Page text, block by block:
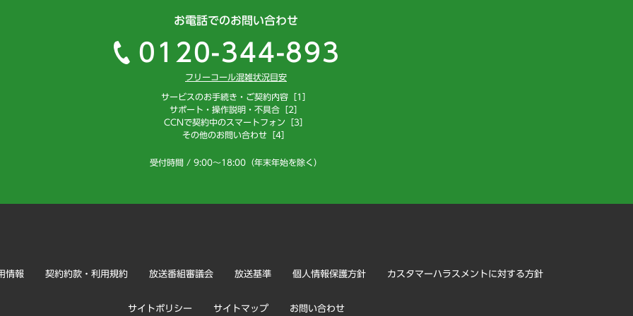
お電話でのお問い合わせ
0120-344-893
フリーコール混雑状況目安
サービスのお手続き・ご契約内容［1］
サポート・操作説明・不具合［2］
CCNで契約中のスマートフォン［3］
その他のお問い合わせ［4］
受付時間 / 9:00～18:00（年末年始を除く）
情報 契約約款・利用規約 放送番組審議会 放送基準 個人情報保護方針 カスタマーハラスメントに対する方針
サイトポリシー サイトマップ お問い合わせ